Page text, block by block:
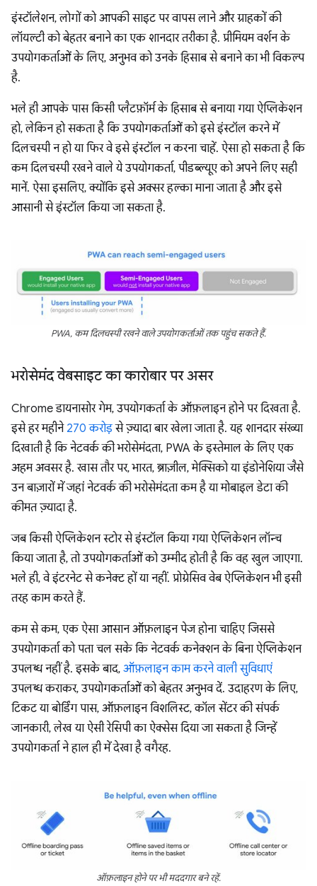
इंस्टॉलेशन, लोगों को आपकी साइट पर वापस लाने और ग्राहकों की
लॉयल्टी को बेहतर बनाने का एक शानदार तरीका है. प्रीमियम वर्शन के
उपयोगकर्ताओं के लिए, अनुभव को उनके हिसाब से बनाने का भी विकल्प
है.
भले ही आपके पास किसी प्लैटफ़ॉर्म के हिसाब से बनाया गया ऐप्लिकेशन
हो, लेकिन हो सकता है कि उपयोगकर्ताओं को इसे इंस्टॉल करने में
दिलचस्पी न हो या फिर वे इसे इंस्टॉल न करना चाहें. ऐसा हो सकता है कि
कम दिलचस्पी रखने वाले ये उपयोगकर्ता, पीडब्ल्यूए को अपने लिए सही
मानें. ऐसा इसलिए, क्योंकि इसे अक्सर हल्का माना जाता है और इसे
आसानी से इंस्टॉल किया जा सकता है.
PWA, कम दिलचस्पी रखने वाले उपयोगकर्ताओं तक पहुंच सकते हैं.
भरोसेमंद वेबसाइट का कारोबार पर असर
Chrome डायनासोर गेम, उपयोगकर्ता के ऑफ़लाइन होने पर दिखता है.
इसे हर महीने 270 करोड़से ज़्यादा बार खेला जाता है. यह शानदार संख्या
दिखाती है कि नेटवर्क की भरोसेमंदता, PWA के इस्तेमाल के लिए एक
अहम अवसर है. खास तौर पर, भारत, ब्राज़ील, मेक्सिको या इंडोनेशिया जैसे
उन बाज़ारों में जहां नेटवर्क की भरोसेमंदता कम है या मोबाइल डेटा की
कीमत ज़्यादा है.
जब किसी ऐप्लिकेशन स्टोर से इंस्टॉल किया गया ऐप्लिकेशन लॉन्च
किया जाता है, तो उपयोगकर्ताओं को उम्मीद होती है कि वह खुल जाएगा.
भले ही, वे इंटरनेट से कनेक्ट हों या नहीं. प्रोग्रेसिव वेब ऐप्लिकेशन भी इसी
तरह काम करते हैं.
कम से कम, एक ऐसा आसान ऑफ़लाइन पेज होना चाहिए जिससे
उपयोगकर्ता को पता चल सके कि नेटवर्क कनेक्शन के बिना ऐप्लिकेशन
उपलब्ध नहीं है. इसके बाद, ऑफ़लाइन काम करने वाली सुविधाएं
उपलब्ध कराकर, उपयोगकर्ताओं को बेहतर अनुभव दें. उदाहरण के लिए,
टिकट या बोर्डिंग पास, ऑफ़लाइन विशलिस्ट, कॉल सेंटर की संपर्क
जानकारी, लेख या ऐसी रेसिपी का ऐक्सेस दिया जा सकता है जिन्हें
उपयोगकर्ता ने हाल ही में देखा है वगैरह.
ऑफ़लाइन होने पर भी मददगार बने रहें.